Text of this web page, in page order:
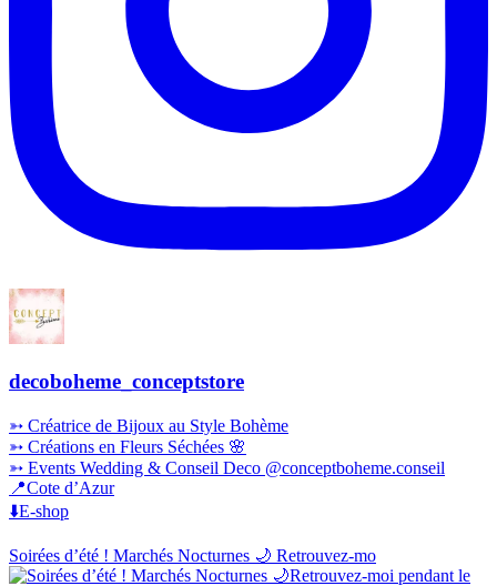
decoboheme_conceptstore
➳ Créatrice de Bijoux au Style Bohème
➳ Créations en Fleurs Séchées 🌸
➳ Events Wedding & Conseil Deco @conceptboheme.conseil
📍Cote d’Azur
⬇️E-shop
Soirées d’été ! Marchés Nocturnes 🌙 Retrouvez-mo